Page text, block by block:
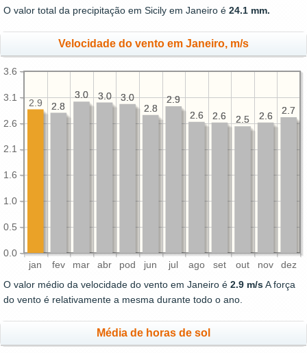
O valor total da precipitação em Sicily em Janeiro é 24.1 mm.
Velocidade do vento em Janeiro, m/s
jan fev mar abr pod jun jul ago set out nov dez
0.0
0.5
1.0
1.6
2.1
2.6
3.1
3.6
2.7
2.6
2.5
2.6
2.6
2.9
2.8
3.0
3.0
3.0
2.8
2.7
2.6
2.5
2.6
2.6
2.9
2.8
3.0
3.0
3.0
2.8
2.9
O valor médio da velocidade do vento em Janeiro é 2.9 m/sA força
do vento é relativamente a mesma durante todo o ano.
Média de horas de sol